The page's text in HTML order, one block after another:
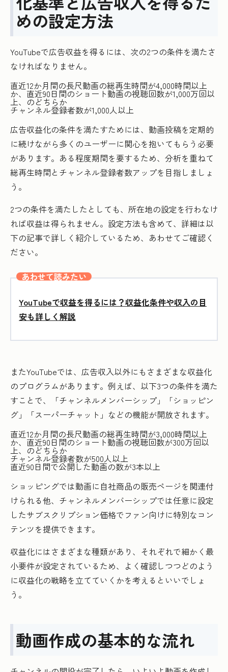
めの設定方法
YouTubeで広告収益を得るには、次の2つの条件を満たさ
なければなりません。
直近12か月間の長尺動画の総再生時間が4,000時間以上
か、直近90日間のショート動画の視聴回数が1,000万回以
上、のどちらか
チャンネル登録者数が1,000人以上
広告収益化の条件を満たすためには、動画投稿を定期的
に続けながら多くのユーザーに関心を抱いてもらう必要
があります。ある程度期間を要するため、分析を重ねて
総再生時間とチャンネル登録者数アップを目指しましょ
う。
2つの条件を満たしたとしても、所在地の設定を行わなけ
れば収益は得られません。設定方法も含めて、詳細は以
下の記事で詳しく紹介しているため、あわせてご確認く
ださい。
あわせて読みたい
YouTubeで収益を得るには？収益化条件や収入の目
安も詳しく解説
またYouTubeでは、広告収入以外にもさまざまな収益化
のプログラムがあります。例えば、以下3つの条件を満た
すことで、「チャンネルメンバーシップ」「ショッピン
グ」「スーパーチャット」などの機能が開放されます。
直近12か月間の長尺動画の総再生時間が3,000時間以上
か、直近90日間のショート動画の視聴回数が300万回以
上、のどちらか
チャンネル登録者数が500人以上
直近90日間で公開した動画の数が3本以上
ショッピングでは動画に自社商品の販売ページを関連付
けられる他、チャンネルメンバーシップでは任意に設定
したサブスクリプション価格でファン向けに特別なコン
テンツを提供できます。
収益化にはさまざまな種類があり、それぞれで細かく最
小要件が設定されているため、よく確認しつつどのよう
に収益化の戦略を立てていくかを考えるといいでしょ
う。
動画作成の基本的な流れ